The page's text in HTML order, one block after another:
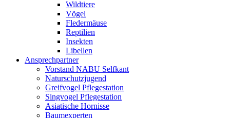
Wildtiere
Vögel
Fledermäuse
Reptilien
Insekten
Libellen
Ansprechpartner
Vorstand NABU Selfkant
Naturschutzjugend
Greifvogel Pflegestation
Singvogel Pflegestation
Asiatische Hornisse
Baumexperten